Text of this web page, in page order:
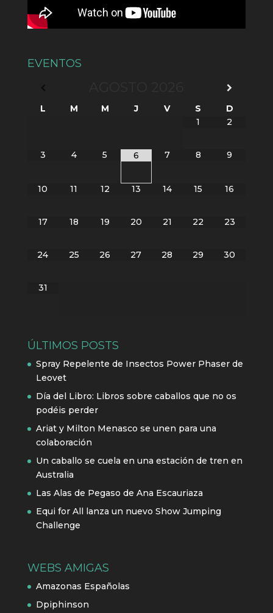
EVENTOS
L M M J V S
D
1
2
3 4 5 6 7 8 9
10 11 12 13 14 15 16
17 18 19 20 21 22 23
24 25 26 27 28 29 30
31
ÚLTIMOS POSTS
Spray Repelente de Insectos Power Phaser de
Leovet
Día del Libro: Libros sobre caballos que no os
podéis perder
Ariat y Milton Menasco se unen para una
colaboración
Un caballo se cuela en una estación de tren en
Australia
Las Alas de Pegaso de Ana Escauriaza
Equi for All lanza un nuevo Show Jumping
Challenge
WEBS AMIGAS
Amazonas Españolas
Dpiphinson